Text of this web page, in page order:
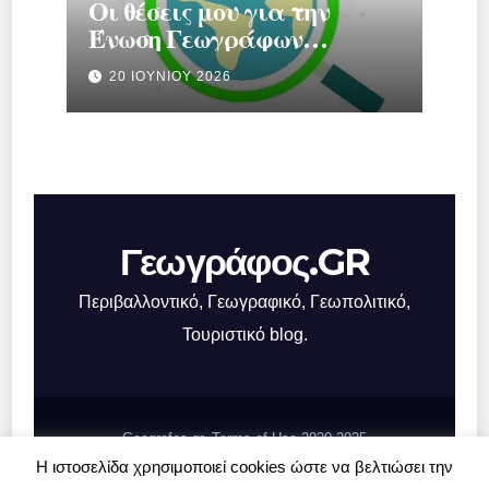
Οι θέσεις μου για την
Ένωση Γεωγράφων
Ελλάδας.
20 ΙΟΥΝΊΟΥ 2026
Γεωγράφος.GR
Περιβαλλοντικό, Γεωγραφικό, Γεωπολιτικό,
Τουριστικό blog.
Geografos.gr, Terms of Use 2020-2025
Η ιστοσελίδα χρησιμοποιεί cookies ώστε να βελτιώσει την